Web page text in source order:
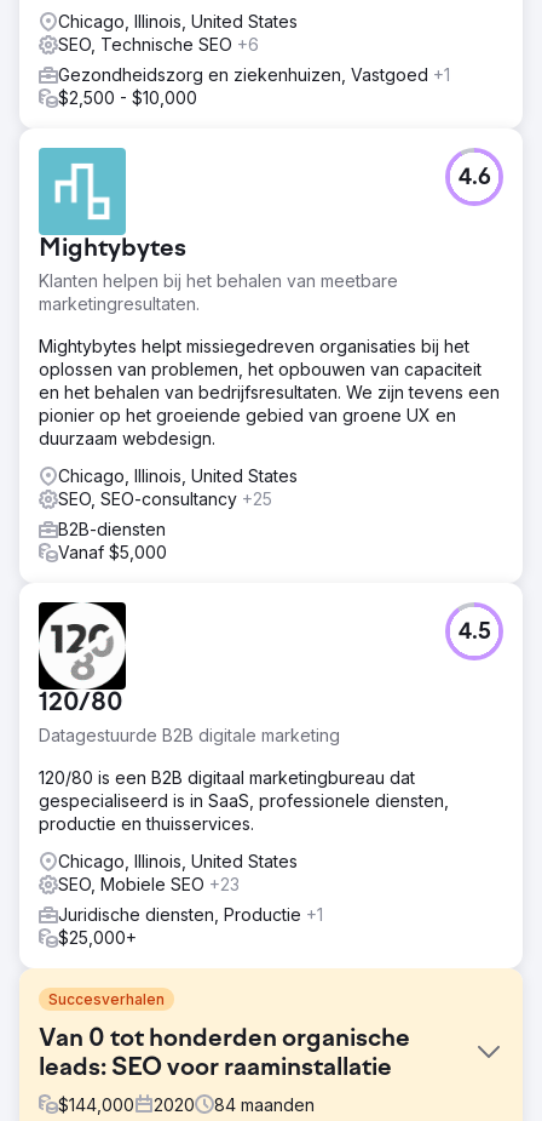
Chicago, Illinois, United States
SEO, Technische SEO +6
Gezondheidszorg en ziekenhuizen, Vastgoed +1
$2,500 - $10,000
Mightybytes
Klanten helpen bij het behalen van meetbare
marketingresultaten.
4.6
Mightybytes helpt missiegedreven organisaties bij het
oplossen van problemen, het opbouwen van capaciteit
en het behalen van bedrijfsresultaten. We zijn tevens een
pionier op het groeiende gebied van groene UX en
duurzaam webdesign.
Chicago, Illinois, United States
SEO, SEO-consultancy +25
B2B-diensten
Vanaf $5,000
120/80
Datagestuurde B2B digitale marketing
4.5
120/80 is een B2B digitaal marketingbureau dat
gespecialiseerd is in SaaS, professionele diensten,
productie en thuisservices.
Chicago, Illinois, United States
SEO, Mobiele SEO +23
Juridische diensten, Productie +1
$25,000+
Succesverhalen
Van 0 tot honderden organische
leads: SEO voor raaminstallatie
$144,000 2020 84 maanden